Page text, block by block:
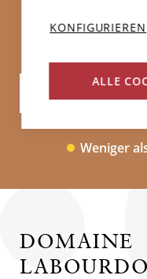
Weniger
DOMAINE
KONFIGURIEREN
ALLE